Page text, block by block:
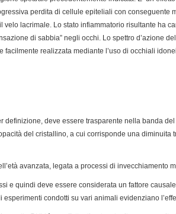
perdita di cellule epiteliali con conseguente
lacrimale. Lo stato infiammatorio risultante ha
di sabbia” negli occhi. Lo spettro d’azione
realizzata mediante l’uso di occhiali
definizione, deve essere trasparente nella banda
del cristallino, a cui corrisponde una diminuita
avanzata, legata a processi di invecchiamento
e quindi deve essere considerata un fattore
condotti su vari animali evidenziano